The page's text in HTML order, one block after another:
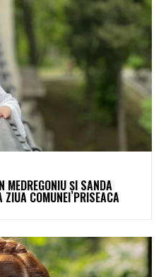
ȘI SANDA
COMUNEI PRISEACA